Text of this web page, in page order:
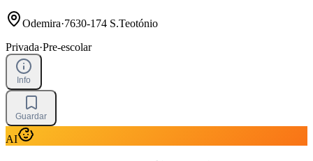
Odemira·7630-174 S.Teotónio
Privada·Pre-escolar
Info
Guardar
AI